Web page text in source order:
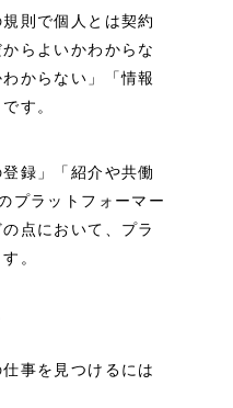
則で個人とは契約
らよいかわからな
からない」「情報
す。
録」「紹介や共働
プラットフォーマー
点において、プラ
。
事を見つけるには